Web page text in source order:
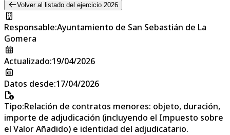
Volver al listado del ejercicio 2026
Responsable:Ayuntamiento de San Sebastián de La
Gomera
Actualizado:19/04/2026
Datos desde:17/04/2026
Tipo:Relación de contratos menores: objeto, duración,
importe de adjudicación (incluyendo el Impuesto sobre
el Valor Añadido) e identidad del adjudicatario.